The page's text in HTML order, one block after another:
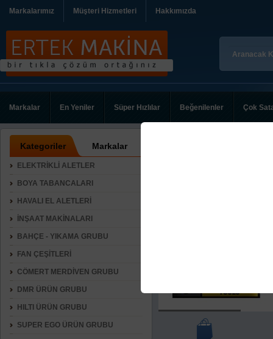
Markalarımız Müşteri Hizmetleri Hakkımızda
Markalar En Yeniler Süper Hızlılar Beğenilenler Çok
Kategoriler Markalar
ELEKTRİKLİ ALETLER
BOYA TABANCALARI
HAVALI EL ALETLERİ
İNŞAAT MAKİNALARI
BAHÇE - YIKAMA GRUBU
FAN ÇEŞİTLERİ
CÖMERT MERDİVEN GRUBU
DMR ÜRÜN GRUBU
HILTI ÜRÜN GRUBU
SUPER EGO ÜRÜN GRUBU